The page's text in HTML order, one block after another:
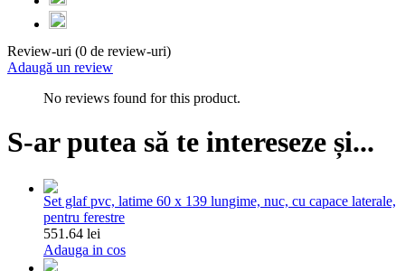
Review-uri (0 de review-uri)
Adaugă un review
No reviews found for this product.
S-ar putea să te intereseze și...
Set glaf pvc, latime 60 x 139 lungime, nuc, cu capace laterale,
pentru ferestre
551.64 lei
Adauga in cos